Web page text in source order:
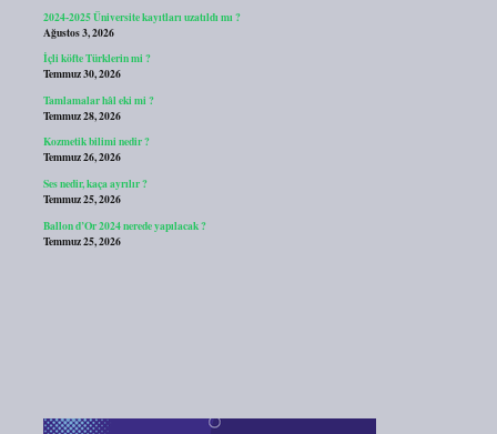
2024-2025 Üniversite kayıtları uzatıldı mı ?
Ağustos 3, 2026
İçli köfte Türklerin mi ?
Temmuz 30, 2026
Tamlamalar hâl eki mi ?
Temmuz 28, 2026
Kozmetik bilimi nedir ?
Temmuz 26, 2026
Ses nedir, kaça ayrılır ?
Temmuz 25, 2026
Ballon d’Or 2024 nerede yapılacak ?
Temmuz 25, 2026